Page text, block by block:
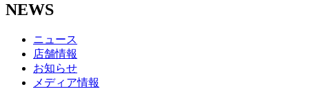
NEWS
ニュース
店舗情報
お知らせ
メディア情報